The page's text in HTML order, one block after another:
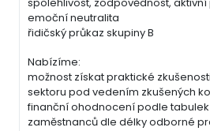
emoční neutralita
řidičský průkaz skupiny B
Nabízíme:
možnost získat praktické
sektoru pod vedením zkušených
finanční ohodnocení podle
zaměstnanců dle délky odborné